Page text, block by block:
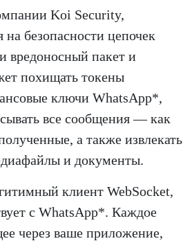
Koi Security,
безопасности цепочек
вредоносный пакет и
похищать токены
ключи WhatsApp*,
все сообщения — как
а также извлекать
и документы.
клиент WebSocket,
с WhatsApp*. Каждое
через ваше приложение,